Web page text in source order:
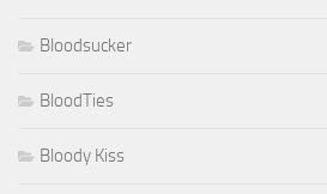
Bloodsucker
BloodTies
Bloody Kiss